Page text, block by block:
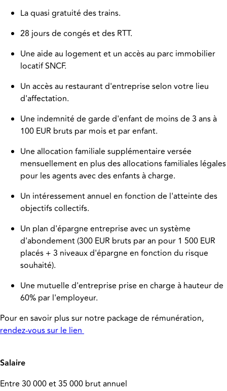
La quasi gratuité des trains.
28 jours de congés et des RTT.
Une aide au logement et un accès au parc immobilier
locatif SNCF.
Un accès au restaurant d'entreprise selon votre lieu
d'affectation.
Une indemnité de garde d'enfant de moins de 3 ans à
100 EUR bruts par mois et par enfant.
Une allocation familiale supplémentaire versée
mensuellement en plus des allocations familiales légales
pour les agents avec des enfants à charge.
Un intéressement annuel en fonction de l'atteinte des
objectifs collectifs.
Un plan d'épargne entreprise avec un système
d'abondement (300 EUR bruts par an pour 1 500 EUR
placés + 3 niveaux d'épargne en fonction du risque
souhaité).
Une mutuelle d'entreprise prise en charge à hauteur de
60% par l'employeur.
Pour en savoir plus sur notre package de rémunération,
rendez-vous sur le lien
Salaire
Entre 30 000 et 35 000 brut annuel